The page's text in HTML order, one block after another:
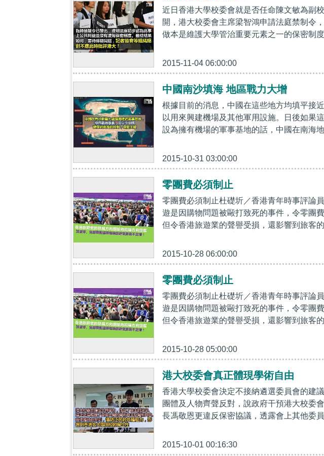
近日香港大學校委會就是否任命陳文敏為副
開，港大校委會主席梁智鴻申請法庭禁制令
做本是維護大學管治重要元素之一的保密制
2015-11-04 06:00:00
中國南沙填海 地區戰力大增
根據目前的消息，中國在這些地方均填平接
以用來興建機場及其他軍用設施。日後如果
設為擁有機場的軍事基地的話，中國在南海
2015-10-31 03:00:00
零團費必須制止
零團費必須制止杜礎圻／香港青年時事評論
遊是因購物問題被毆打致死的事件，令零團
但令香港旅遊業的聲譽受損，還影響到旅客
2015-10-28 06:00:00
零團費必須制止
零團費必須制止杜礎圻／香港青年時事評論
遊是因購物問題被毆打致死的事件，令零團
但令香港旅遊業的聲譽受損，還影響到旅客
2015-10-28 05:00:00
港大校委會真正體現學術自由
香港大學校委會決定不接納遴選委員會的建
團體及人物齊聲反對，說政府干預港大校委
長馮敬恩更違反保密協議，透露會上其他委
2015-10-01 00:16:30